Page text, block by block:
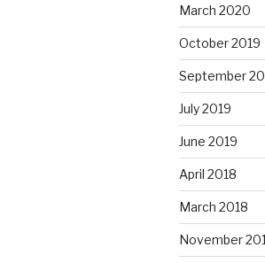
March 2020
October 2019
September
July 2019
June 2019
April 2018
March 2018
November